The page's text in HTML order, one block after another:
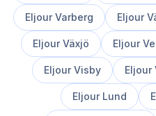
Eljour Varberg Eljour
Eljour Växjö Eljour
Eljour Visby Eljour
Eljour Lund